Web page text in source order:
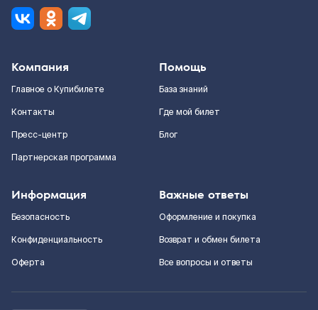
Компания
Главное о Купибилете
Контакты
Пресс-центр
Партнерская программа
Помощь
База знаний
Где мой билет
Блог
Информация
Безопасность
Конфиденциальность
Оферта
Важные ответы
Оформление и покупка
Возврат и обмен билета
Все вопросы и ответы